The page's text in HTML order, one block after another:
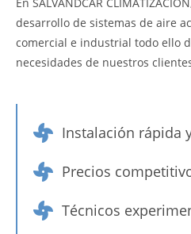
desarrollo de sistemas de aire
comercial e industrial todo ello
necesidades de nuestros
Instalación rápida
Precios
Técnicos